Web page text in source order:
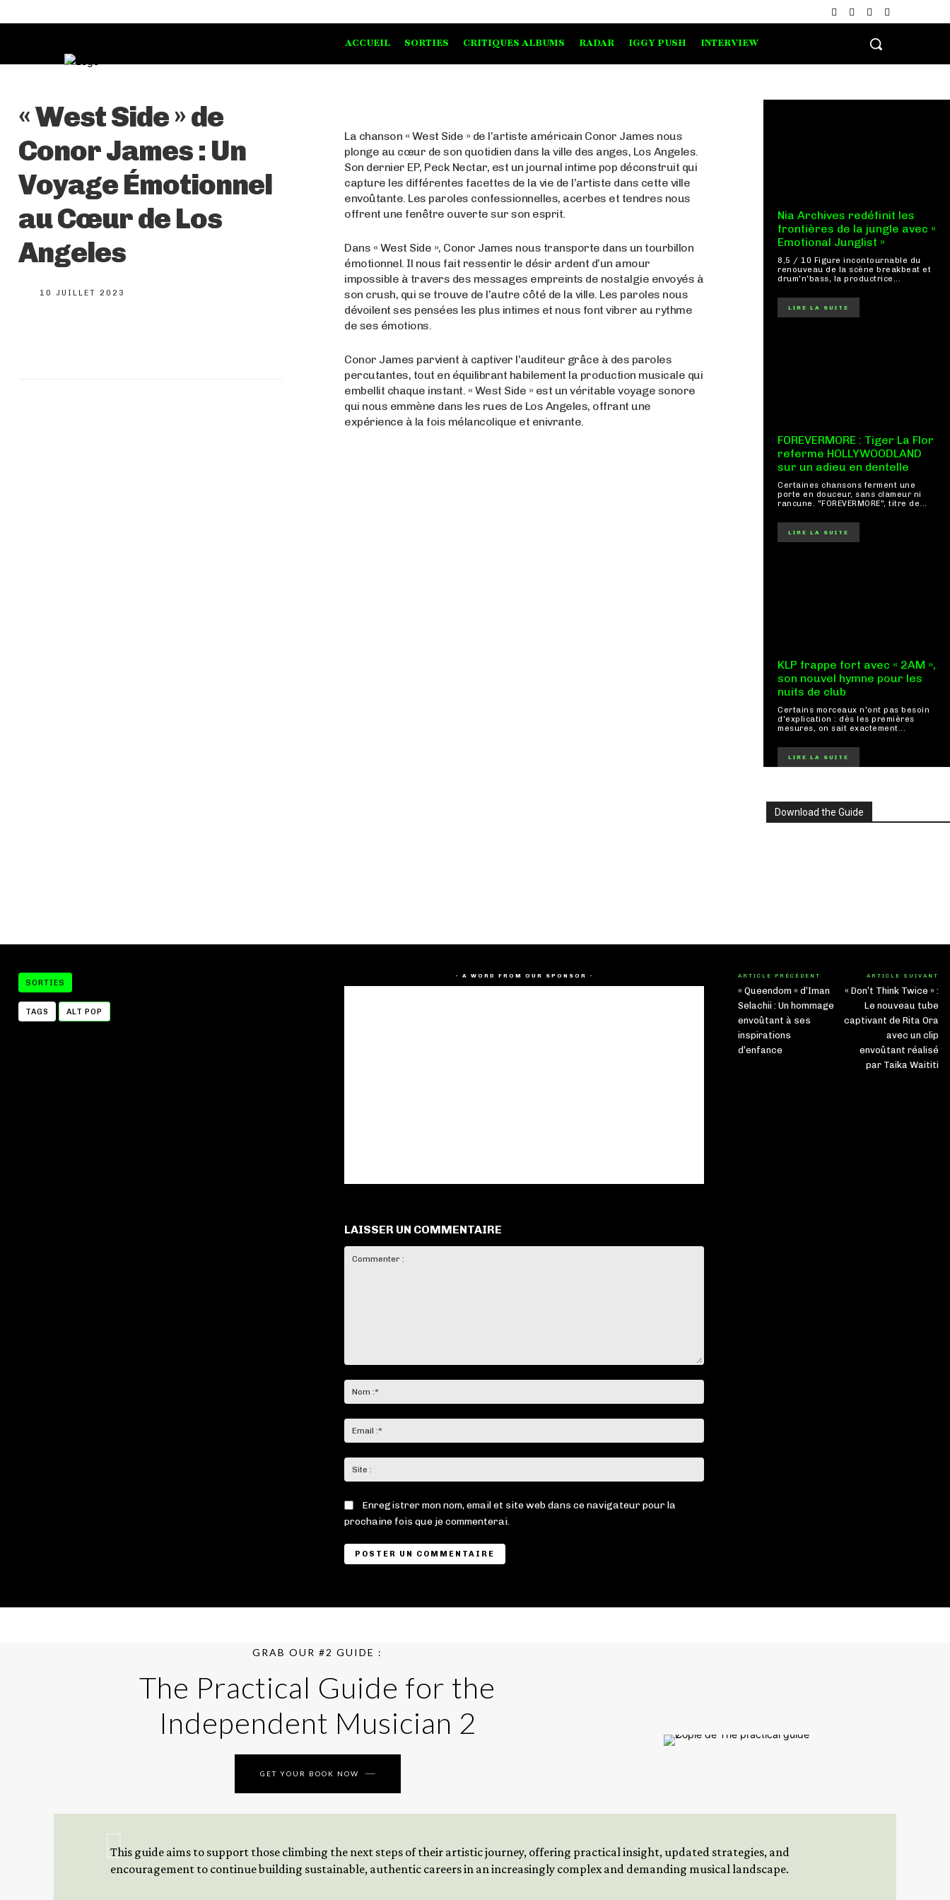
ACCUEIL SORTIES CRITIQUES ALBUMS RADAR IGGY PUSH INTERVIEW
« West Side » de
Conor James : Un
Voyage Émotionnel
au Cœur de Los
Angeles
10 JUILLET 2023
La chanson « West Side » de l’artiste américain Conor James nous
plonge au cœur de son quotidien dans la ville des anges, Los Angeles.
Son dernier EP, Peck Nectar, est un journal intime pop déconstruit qui
capture les différentes facettes de la vie de l’artiste dans cette ville
envoûtante. Les paroles confessionnelles, acerbes et tendres nous
offrent une fenêtre ouverte sur son esprit.
Dans « West Side », Conor James nous transporte dans un tourbillon
émotionnel. Il nous fait ressentir le désir ardent d’un amour
impossible à travers des messages empreints de nostalgie envoyés à
son crush, qui se trouve de l’autre côté de la ville. Les paroles nous
dévoilent ses pensées les plus intimes et nous font vibrer au rythme
de ses émotions.
Conor James parvient à captiver l’auditeur grâce à des paroles
percutantes, tout en équilibrant habilement la production musicale qui
embellit chaque instant. « West Side » est un véritable voyage sonore
qui nous emmène dans les rues de Los Angeles, offrant une
expérience à la fois mélancolique et enivrante.
Nia Archives redéfinit les
frontières de la jungle avec «
Emotional Junglist »
8,5 / 10 Figure incontournable du
renouveau de la scène breakbeat et
drum'n'bass, la productrice...
LIRE LA SUITE
FOREVERMORE : Tiger La Flor
referme HOLLYWOODLAND
sur un adieu en dentelle
Certaines chansons ferment une
porte en douceur, sans clameur ni
rancune. "FOREVERMORE", titre de...
LIRE LA SUITE
KLP frappe fort avec « 2AM »,
son nouvel hymne pour les
nuits de club
Certains morceaux n'ont pas besoin
d'explication : dès les premières
mesures, on sait exactement...
LIRE LA SUITE
Download the Guide
SORTIES
TAGS ALT POP
- A WORD FROM OUR SPONSOR -
LAISSER UN COMMENTAIRE
:*
:*
:
Enregistrer mon nom, email et site web dans ce navigateur pour la
prochaine fois que je commenterai.
ARTICLE PRÉCÉDENT
« Queendom » d’Iman
Selachii : Un hommage
envoûtant à ses
inspirations
d’enfance
ARTICLE SUIVANT
« Don’t Think Twice » :
Le nouveau tube
captivant de Rita Ora
avec un clip
envoûtant réalisé
par Taika Waititi
GRAB OUR #2 GUIDE :
The Practical Guide for the
Independent Musician 2
GET YOUR BOOK NOW
This guide aims to support those climbing the next steps of their artistic journey, offering practical insight, updated strategies, and
encouragement to continue building sustainable, authentic careers in an increasingly complex and demanding musical landscape.